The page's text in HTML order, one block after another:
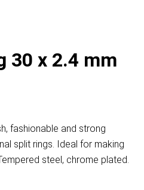
30 x 2.4 mm
fashionable and strong
split rings. Ideal for making
steel, chrome plated.